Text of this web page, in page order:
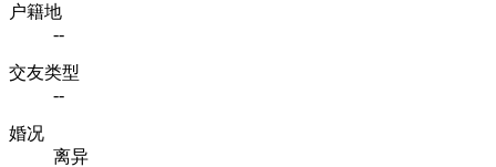
户籍地
--
交友类型
--
婚况
离异